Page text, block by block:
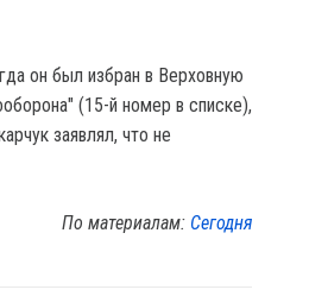
он был избран в Верховную
(15-й номер в списке),
заявлял, что не
По материалам: Сегодня